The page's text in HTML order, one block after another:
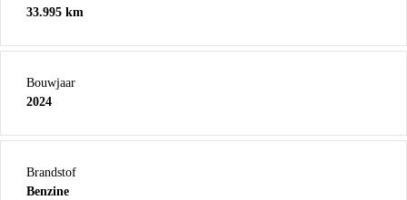
33.995 km
Bouwjaar
2024
Brandstof
Benzine